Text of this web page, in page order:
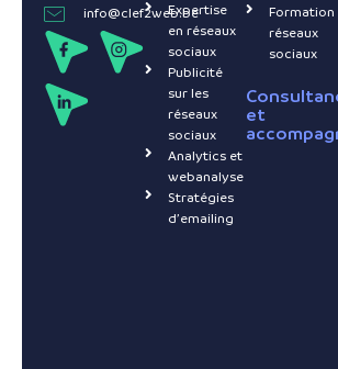
info@clef2web.beExpertise
en réseaux
sociaux
Publicité
sur les
réseaux
sociaux
Analytics et
webanalyse
Stratégies
d’emailing
Formation
réseaux
sociaux
et